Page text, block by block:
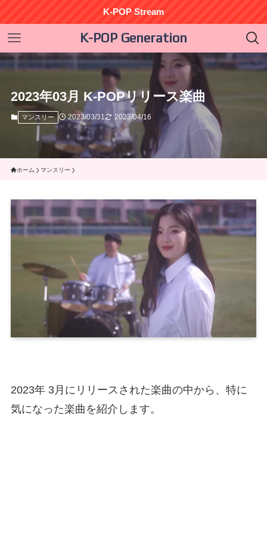
K-POP Stream
K-POP Generation
2023年03月 K-POPリリース楽曲
マンスリー 2023/03/31 2023/04/16
ホーム マンスリー
2023年 3月にリリースされた楽曲の中から、特に
気になった楽曲を紹介します。